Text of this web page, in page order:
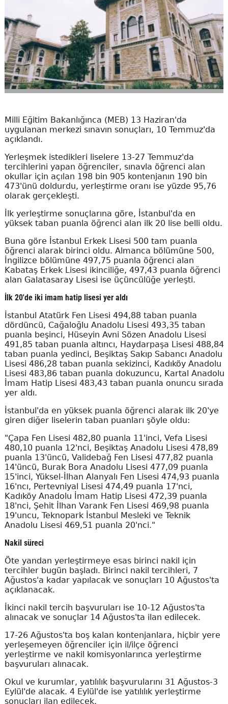
Milli Eğitim Bakanlığınca (MEB) 13 Haziran'da
uygulanan merkezi sınavın sonuçları, 10 Temmuz'da
açıklandı.
Yerleşmek istedikleri liselere 13-27 Temmuz'da
tercihlerini yapan öğrenciler, sınavla öğrenci alan
okullar için açılan 198 bin 905 kontenjanın 190 bin
473'ünü doldurdu, yerleştirme oranı ise yüzde 95,76
olarak gerçekleşti.
İlk yerleştirme sonuçlarına göre, İstanbul'da en
yüksek taban puanla öğrenci alan ilk 20 lise belli oldu.
Buna göre İstanbul Erkek Lisesi 500 tam puanla
öğrenci alarak birinci oldu. Almanca bölümüne 500,
İngilizce bölümüne 497,75 puanla öğrenci alan
Kabataş Erkek Lisesi ikinciliğe, 497,43 puanla öğrenci
alan Galatasaray Lisesi ise üçüncülüğe yerleşti.
İlk 20'de iki imam hatip lisesi yer aldı
İstanbul Atatürk Fen Lisesi 494,88 taban puanla
dördüncü, Cağaloğlu Anadolu Lisesi 493,35 taban
puanla beşinci, Hüseyin Avni Sözen Anadolu Lisesi
491,85 taban puanla altıncı, Haydarpaşa Lisesi 488,84
taban puanla yedinci, Beşiktaş Sakıp Sabancı Anadolu
Lisesi 486,28 taban puanla sekizinci, Kadıköy Anadolu
Lisesi 483,86 taban puanla dokuzuncu, Kartal Anadolu
İmam Hatip Lisesi 483,43 taban puanla onuncu sırada
yer aldı.
İstanbul'da en yüksek puanla öğrenci alarak ilk 20'ye
giren diğer liselerin taban puanları şöyle oldu:
"Çapa Fen Lisesi 482,80 puanla 11'inci, Vefa Lisesi
480,10 puanla 12'nci, Beşiktaş Anadolu Lisesi 478,89
puanla 13'üncü, Validebağ Fen Lisesi 477,82 puanla
14'üncü, Burak Bora Anadolu Lisesi 477,09 puanla
15'inci, Yüksel-İlhan Alanyalı Fen Lisesi 474,93 puanla
16'ncı, Pertevniyal Lisesi 474,49 puanla 17'nci,
Kadıköy Anadolu İmam Hatip Lisesi 472,39 puanla
18'nci, Şehit İlhan Varank Fen Lisesi 469,98 puanla
19'uncu, Teknopark İstanbul Mesleki ve Teknik
Anadolu Lisesi 469,51 puanla 20'nci."
Nakil süreci
Öte yandan yerleştirmeye esas birinci nakil için
tercihler bugün başladı. Birinci nakil tercihleri, 7
Ağustos'a kadar yapılacak ve sonuçları 10 Ağustos'ta
açıklanacak.
İkinci nakil tercih başvuruları ise 10-12 Ağustos'ta
alınacak ve sonuçlar 14 Ağustos'ta ilan edilecek.
17-26 Ağustos'ta boş kalan kontenjanlara, hiçbir yere
yerleşemeyen öğrenciler için il/ilçe öğrenci
yerleştirme ve nakil komisyonlarınca yerleştirme
başvuruları alınacak.
Okul ve kurumlar, yatılılık başvurularını 31 Ağustos-3
Eylül'de alacak. 4 Eylül'de ise yatılılık yerleştirme
sonuçları ilan edilecek.